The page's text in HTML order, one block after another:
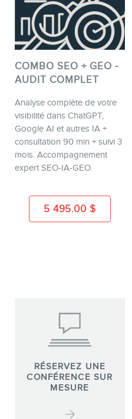
COMBO SEO + GEO -
AUDIT COMPLET
Analyse complète de votre
visibilité dans ChatGPT,
Google AI et autres IA +
consultation 90 min + suivi 3
mois. Accompagnement
expert SEO-IA-GEO.
5 495.00 $
RÉSERVEZ UNE
CONFÉRENCE SUR
MESURE